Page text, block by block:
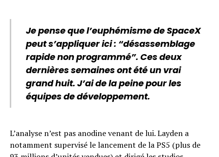
Je pense que l’euphémisme de SpaceX
peut s’appliquer ici : “désassemblage
rapide non programmé”. Ces deux
dernières semaines ont été un vrai
grand huit. J’ai de la peine pour les
équipes de développement.
L’analyse n’est pas anodine venant de lui. Layden a
notamment supervisé le lancement de la PS5 (plus de